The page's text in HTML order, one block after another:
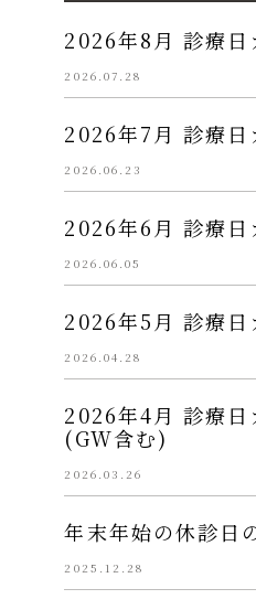
2026年8月 診療日
2026.07.28
2026年7月 診療日
2026.06.23
2026年6月 診療日
2026.06.05
2026年5月 診療日
2026.04.28
2026年4月 診療日
(GW含む)
2026.03.26
年末年始の休診日
2025.12.28